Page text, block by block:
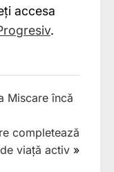
accesa
.
Miscare încă
completează
viață activ »